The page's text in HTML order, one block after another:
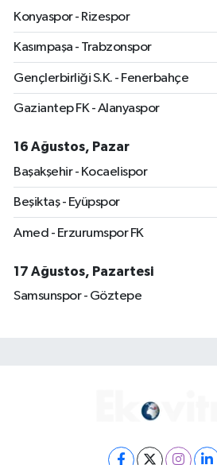
Konyaspor - Rizespor
Kasımpaşa - Trabzonspor
Gençlerbirliği S.K. - Fenerbahçe
Gaziantep FK - Alanyaspor
16 Ağustos, Pazar
Başakşehir - Kocaelispor
Beşiktaş - Eyüpspor
Amed - Erzurumspor FK
17 Ağustos, Pazartesi
Samsunspor - Göztepe